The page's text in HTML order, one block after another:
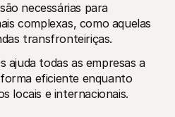
necessárias para
complexas, como aquelas
transfronteiriças.
ajuda todas as empresas a
eficiente enquanto
locais e internacionais.